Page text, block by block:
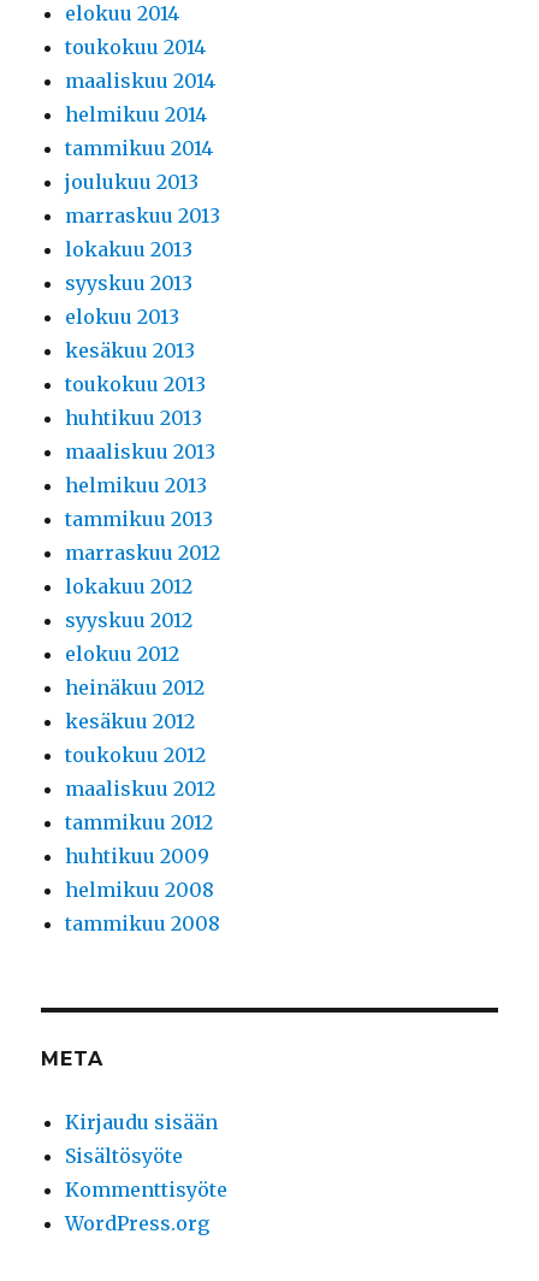
elokuu 2014
toukokuu 2014
maaliskuu 2014
helmikuu 2014
tammikuu 2014
joulukuu 2013
marraskuu 2013
lokakuu 2013
syyskuu 2013
elokuu 2013
kesäkuu 2013
toukokuu 2013
huhtikuu 2013
maaliskuu 2013
helmikuu 2013
tammikuu 2013
marraskuu 2012
lokakuu 2012
syyskuu 2012
elokuu 2012
heinäkuu 2012
kesäkuu 2012
toukokuu 2012
maaliskuu 2012
tammikuu 2012
huhtikuu 2009
helmikuu 2008
tammikuu 2008
META
Kirjaudu sisään
Sisältösyöte
Kommenttisyöte
WordPress.org